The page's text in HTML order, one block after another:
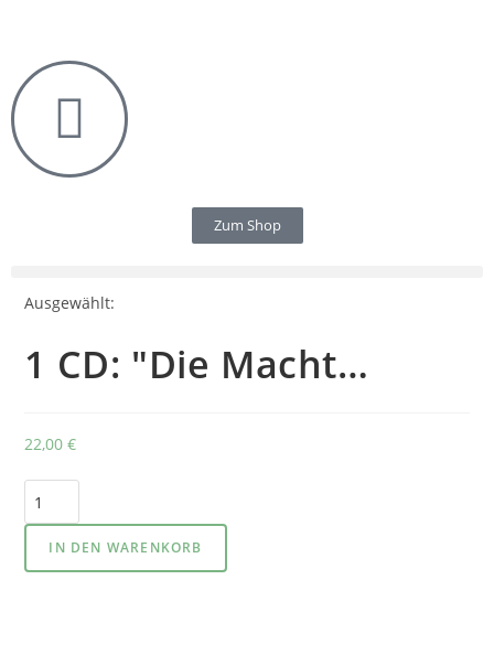
Zum Shop
Ausgewählt:
1 CD: "Die Macht…
22,00€
IN DEN WARENKORB